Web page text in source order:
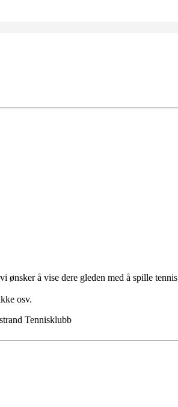
ønsker å vise dere gleden med å spille tennis
osv.
Tennisklubb